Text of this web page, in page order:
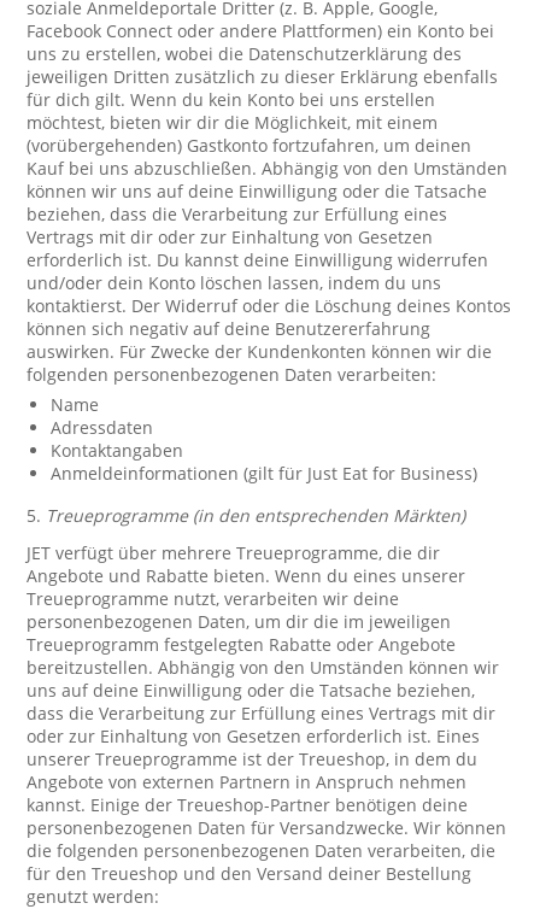
soziale Anmeldeportale Dritter (z. B. Apple, Google,
Facebook Connect oder andere Plattformen) ein Konto bei
uns zu erstellen, wobei die Datenschutzerklärung des
jeweiligen Dritten zusätzlich zu dieser Erklärung ebenfalls
für dich gilt. Wenn du kein Konto bei uns erstellen
möchtest, bieten wir dir die Möglichkeit, mit einem
(vorübergehenden) Gastkonto fortzufahren, um deinen
Kauf bei uns abzuschließen. Abhängig von den Umständen
können wir uns auf deine Einwilligung oder die Tatsache
beziehen, dass die Verarbeitung zur Erfüllung eines
Vertrags mit dir oder zur Einhaltung von Gesetzen
erforderlich ist. Du kannst deine Einwilligung widerrufen
und/oder dein Konto löschen lassen, indem du uns
kontaktierst. Der Widerruf oder die Löschung deines Kontos
können sich negativ auf deine Benutzererfahrung
auswirken. Für Zwecke der Kundenkonten können wir die
folgenden personenbezogenen Daten verarbeiten:
Name
Adressdaten
Kontaktangaben
Anmeldeinformationen (gilt für Just Eat for Business)
5. Treueprogramme (in den entsprechenden Märkten)
JET verfügt über mehrere Treueprogramme, die dir
Angebote und Rabatte bieten. Wenn du eines unserer
Treueprogramme nutzt, verarbeiten wir deine
personenbezogenen Daten, um dir die im jeweiligen
Treueprogramm festgelegten Rabatte oder Angebote
bereitzustellen. Abhängig von den Umständen können wir
uns auf deine Einwilligung oder die Tatsache beziehen,
dass die Verarbeitung zur Erfüllung eines Vertrags mit dir
oder zur Einhaltung von Gesetzen erforderlich ist. Eines
unserer Treueprogramme ist der Treueshop, in dem du
Angebote von externen Partnern in Anspruch nehmen
kannst. Einige der Treueshop-Partner benötigen deine
personenbezogenen Daten für Versandzwecke. Wir können
die folgenden personenbezogenen Daten verarbeiten, die
für den Treueshop und den Versand deiner Bestellung
genutzt werden: